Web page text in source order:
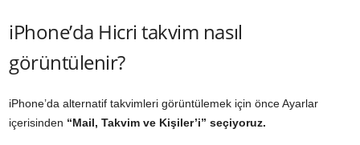
iPhone’da Hicri takvim nasıl
görüntülenir?
iPhone’da alternatif takvimleri görüntülemek için önce Ayarlar
içerisinden “Mail, Takvim ve Kişiler’i” seçiyoruz.